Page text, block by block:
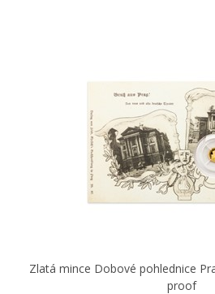
Zlatá mince Dobové pohlednice
proof